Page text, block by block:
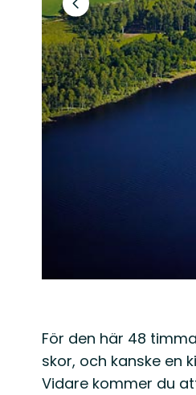
Edellinen
dia
För den här 48
skor, och kanske en
Vidare kommer du